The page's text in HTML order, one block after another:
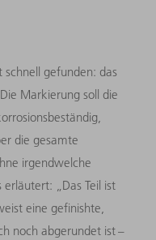
gefunden: das
Markierung soll die
die gesamte
irgendwelche
„Das Teil ist
eine gefinishte,
noch abgerundet ist –